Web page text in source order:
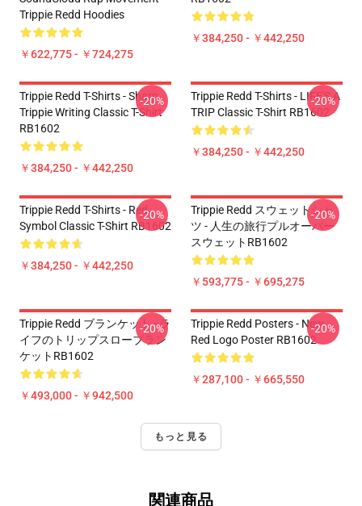
Trippie Redd Hoodies
￥622,775 - ￥724,275
￥384,250 - ￥442,250
Trippie Redd T-Shirts - Sharp
Trippie Writing Classic T-Shirt
RB1602
￥384,250 - ￥442,250
-20%
Trippie Redd T-Shirts - LIFE'S A
TRIP Classic T-Shirt RB1602
￥384,250 - ￥442,250
-20%
Trippie Redd T-Shirts - Red
Symbol Classic T-Shirt RB1602
￥384,250 - ￥442,250
-20%
Trippie Redd スウェットシャ
ツ - 人生の旅行プルオーバー
スウェットRB1602
￥593,775 - ￥695,275
-20%
Trippie Redd ブランケット - ラ
イフのトリップスローブラン
ケットRB1602
￥493,000 - ￥942,500
-20%
Trippie Redd Posters - New
Red Logo Poster RB1602
￥287,100 - ￥665,550
-20%
もっと見る
関連商品